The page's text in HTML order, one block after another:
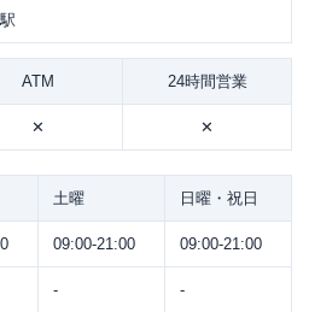
ATM 24時間営業
✕ ✕
土曜 日曜・祝日
09:00-21:00 09:00-21:00
- -